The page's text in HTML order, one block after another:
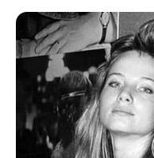
HOME
INSPIRASI
STYLE
FILM &
SERIES
NGAKAK
QUOTES
HYPE
MORE